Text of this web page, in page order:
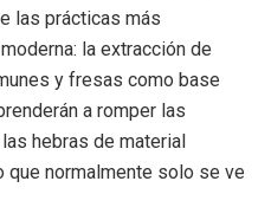
las prácticas más
la extracción de
y fresas como base
a romper las
hebras de material
que normalmente solo se ve